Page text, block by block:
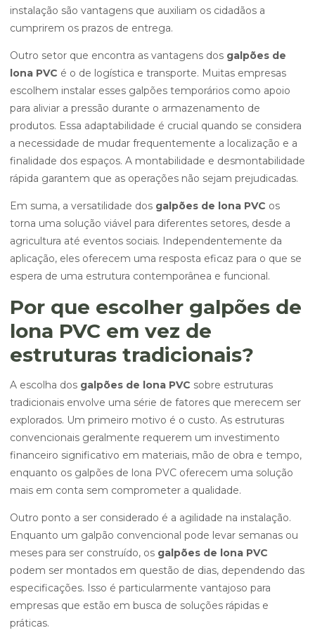
instalação são vantagens que auxiliam os cidadãos a
cumprirem os prazos de entrega.
Outro setor que encontra as vantagens dos galpões de
lona PVC é o de logística e transporte. Muitas empresas
escolhem instalar esses galpões temporários como apoio
para aliviar a pressão durante o armazenamento de
produtos. Essa adaptabilidade é crucial quando se considera
a necessidade de mudar frequentemente a localização e a
finalidade dos espaços. A montabilidade e desmontabilidade
rápida garantem que as operações não sejam prejudicadas.
Em suma, a versatilidade dos galpões de lona PVC os
torna uma solução viável para diferentes setores, desde a
agricultura até eventos sociais. Independentemente da
aplicação, eles oferecem uma resposta eficaz para o que se
espera de uma estrutura contemporânea e funcional.
Por que escolher galpões de
lona PVC em vez de
estruturas tradicionais?
A escolha dos galpões de lona PVC sobre estruturas
tradicionais envolve uma série de fatores que merecem ser
explorados. Um primeiro motivo é o custo. As estruturas
convencionais geralmente requerem um investimento
financeiro significativo em materiais, mão de obra e tempo,
enquanto os galpões de lona PVC oferecem uma solução
mais em conta sem comprometer a qualidade.
Outro ponto a ser considerado é a agilidade na instalação.
Enquanto um galpão convencional pode levar semanas ou
meses para ser construído, os galpões de lona PVC
podem ser montados em questão de dias, dependendo das
especificações. Isso é particularmente vantajoso para
empresas que estão em busca de soluções rápidas e
práticas.